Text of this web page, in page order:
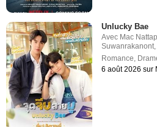
Unlucky Bae
Avec Mac
Suwanrakanont,
Romance,
6 août 2026 sur